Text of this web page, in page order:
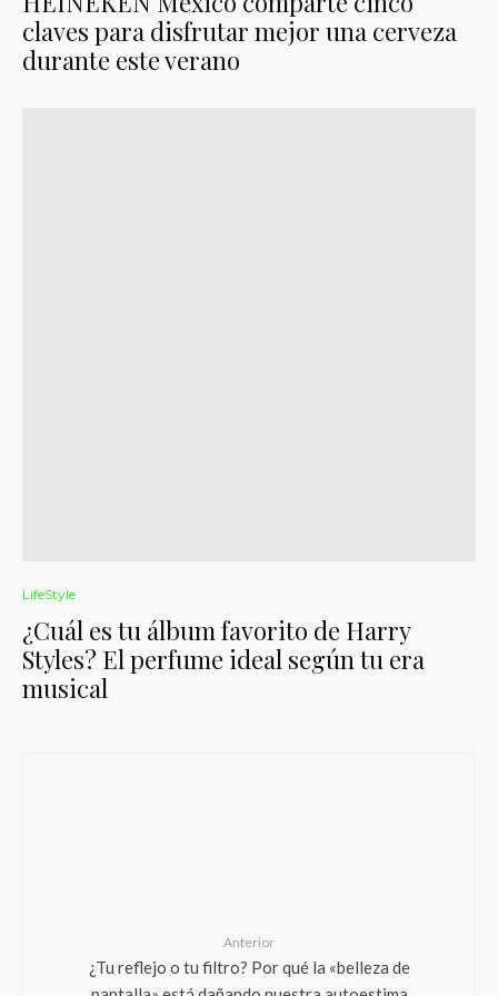
claves para disfrutar mejor una cerveza
durante este verano
LifeStyle
¿Cuál es tu álbum favorito de Harry
Styles? El perfume ideal según tu era
musical
Anterior
¿Tu reflejo o tu filtro? Por qué la «belleza de